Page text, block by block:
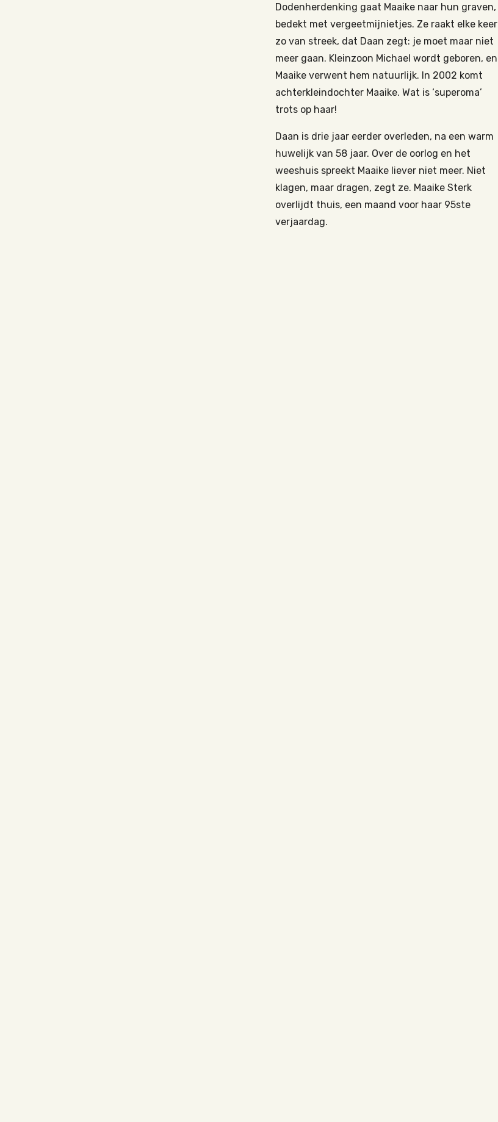
Dodenherdenking gaat Maaike naar hun graven,
bedekt met vergeet­mij­nietjes. Ze raakt elke keer
zo van streek, dat Daan zegt: je moet maar niet
meer gaan. Kleinzoon Michael wordt geboren, en
Maaike verwent hem natuurlijk. In 2002 komt
achterkleindochter Maaike. Wat is ‘superoma’
trots op haar!
Daan is drie jaar eerder overleden, na een warm
huwelijk van 58 jaar. Over de oorlog en het
weeshuis spreekt Maaike liever niet meer. Niet
klagen, maar dragen, zegt ze. Maaike Sterk
overlijdt thuis, een maand voor haar 95ste
verjaardag.